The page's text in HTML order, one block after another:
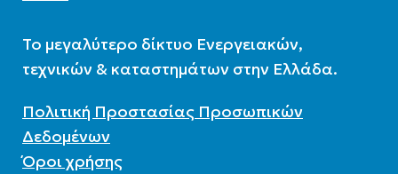
To μεγαλύτερο δίκτυο Ενεργειακών,
τεχνικών & καταστημάτων στην Ελλάδα.
Πολιτική Προστασίας Προσωπικών
Δεδομένων
Όροι χρήσης